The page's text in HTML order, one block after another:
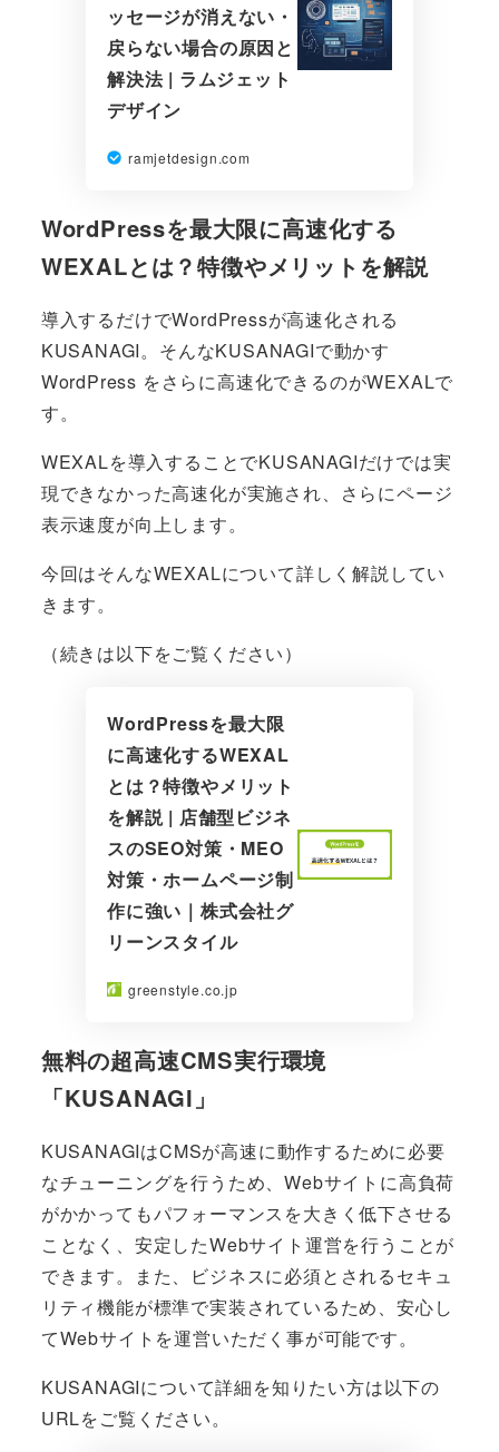
ッセージが消えない・
戻らない場合の原因と
解決法 | ラムジェット
デザイン
ramjetdesign.com
WordPressを最大限に高速化する
WEXALとは？特徴やメリットを解説
導入するだけでWordPressが高速化される
KUSANAGI。そんなKUSANAGIで動かす
WordPress をさらに高速化できるのがWEXALで
す。
WEXALを導入することでKUSANAGIだけでは実
現できなかった高速化が実施され、さらにページ
表示速度が向上します。
今回はそんなWEXALについて詳しく解説してい
きます。
（続きは以下をご覧ください）
WordPressを最大限
に高速化するWEXAL
とは？特徴やメリット
を解説 | 店舗型ビジネ
スのSEO対策・MEO
対策・ホームページ制
作に強い｜株式会社グ
リーンスタイル
greenstyle.co.jp
無料の超高速CMS実行環境
「KUSANAGI」
KUSANAGIはCMSが高速に動作するために必要
なチューニングを行うため、Webサイトに高負荷
がかかってもパフォーマンスを大きく低下させる
ことなく、安定したWebサイト運営を行うことが
できます。また、ビジネスに必須とされるセキュ
リティ機能が標準で実装されているため、安心し
てWebサイトを運営いただく事が可能です。
KUSANAGIについて詳細を知りたい方は以下の
URLをご覧ください。